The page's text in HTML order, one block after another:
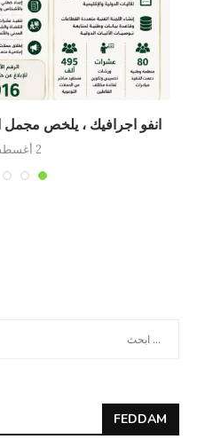
انفو اجرافيك ، يلخص مجمل
2 أغسطس، 2026
FEDDAM